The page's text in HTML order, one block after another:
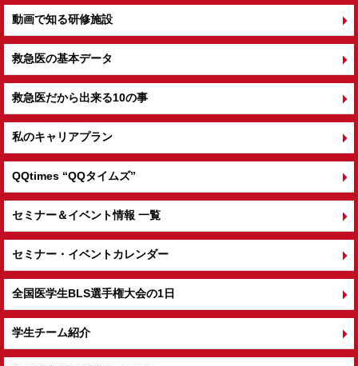
動画で知る研修施設
救急医の基本データ
救急医だから出来る10の事
私のキャリアプラン
QQtimes “QQタイムズ”
セミナー＆イベント情報 一覧
セミナー・イベントカレンダー
全国医学生BLS選手権大会の1日
学生チーム紹介